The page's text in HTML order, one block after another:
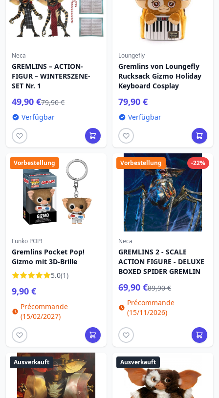
Neca
GREMLINS – ACTION-
FIGUR – WINTERSZENE-
SET Nr. 1
49,90 €79,90 €
Verfügbar
Loungefly
Gremlins von Loungefly
Rucksack Gizmo Holiday
Keyboard Cosplay
79,90 €
Verfügbar
Vorbestellung
Funko POP!
Gremlins Pocket Pop!
Gizmo mit 3D-Brille
5.0(1)
9,90 €
Précommande
(15/02/2027)
-22%
Vorbestellung
Neca
GREMLINS 2 - SCALE
ACTION FIGURE - DELUXE
BOXED SPIDER GREMLIN
69,90 €89,90 €
Précommande
(15/11/2026)
Ausverkauft Ausverkauft